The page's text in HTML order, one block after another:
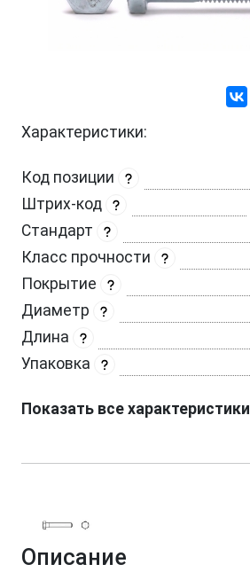
Характеристики:
Код позиции
Штрих-код
Стандарт
Класс прочности
Покрытие
Диаметр
Длина
Упаковка
Показать все характеристики
Описание